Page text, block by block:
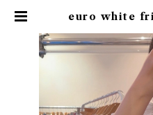
euro white